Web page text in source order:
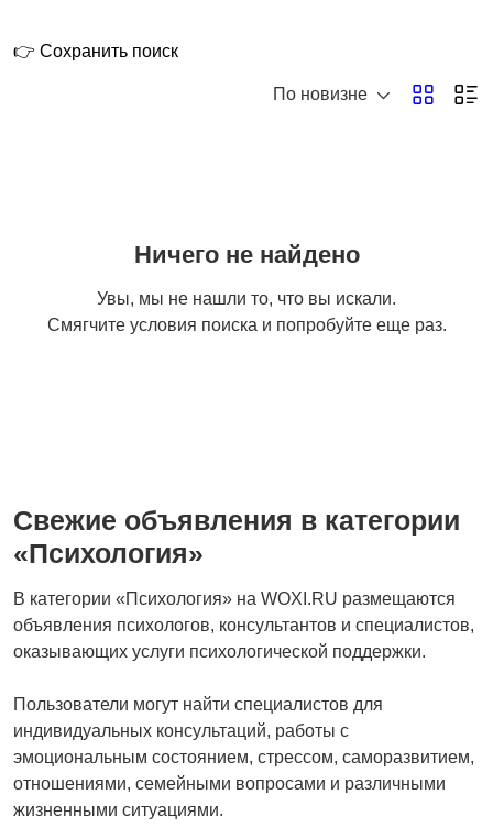
👉 Сохранить поиск
По новизне
Ничего не найдено
Увы, мы не нашли то, что вы искали.
Смягчите условия поиска и попробуйте еще раз.
Свежие объявления в категории
«Психология»
В категории «Психология» на WOXI.RU размещаются
объявления психологов, консультантов и специалистов,
оказывающих услуги психологической поддержки.
Пользователи могут найти специалистов для
индивидуальных консультаций, работы с
эмоциональным состоянием, стрессом, саморазвитием,
отношениями, семейными вопросами и различными
жизненными ситуациями.